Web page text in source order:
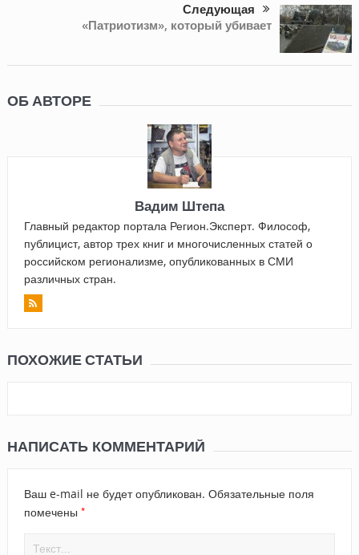
Следующая
«Патриотизм», который убивает
ОБ АВТОРЕ
Вадим Штепа
Главный редактор портала Регион.Эксперт. Философ,
публицист, автор трех книг и многочисленных статей о
российском регионализме, опубликованных в СМИ
различных стран.
ПОХОЖИЕ СТАТЬИ
НАПИСАТЬ КОММЕНТАРИЙ
Ваш e-mail не будет опубликован. Обязательные поля
помечены *